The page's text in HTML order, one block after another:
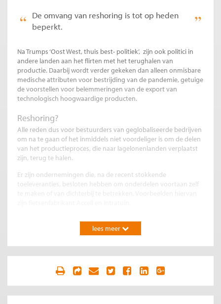
De omvang van reshoring is tot op heden
beperkt.
Na Trumps ‘Oost West, thuis best- politiek’, zijn ook politici in
andere landen aan het flirten met het terughalen van
productie. Daarbij wordt verder gekeken dan alleen onmisbare
medische attributen voor bestrijding van de pandemie, getuige
de voorstellen voor belemmeringen van de export van
technologisch hoogwaardige producten.
Reshoring?
Alle reden dus voor bestuurders van geglobaliseerde bedrijven
om na te gaan of het inmiddels niet voordeliger is om de delen
van het productieproces, die naar lagelonenlanden verplaatst
zijn, terug te halen.
Er zijn ondernemingen die, na de recent stokkende
toeleveranties, besloten hebben om onderdelen voortaan zelf
Maar sectoren als de textiel, automotive en electronica, waarin
offshoring omvangrijk is en vaak tientallen of soms zelfs
honderden bedrijven betrokken zijn bij het maken van een
product, zie ik nog niet zo snel terugkeren op hun schreden.
Hun businessmodel steunt nog te veel op goedkope
buitenlandse arbeid (textiel, automotive) of is nog te afhankelijk
van gespecialiseerde techbedrijven in Azië (elektronica).
lees meer